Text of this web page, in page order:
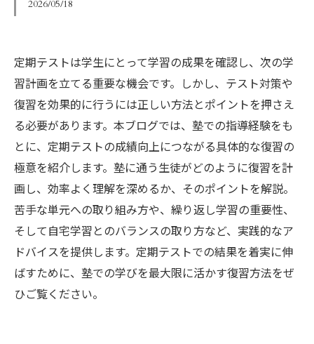
2026/05/18
定期テストは学生にとって学習の成果を確認し、次の学
習計画を立てる重要な機会です。しかし、テスト対策や
復習を効果的に行うには正しい方法とポイントを押さえ
る必要があります。本ブログでは、塾での指導経験をも
とに、定期テストの成績向上につながる具体的な復習の
極意を紹介します。塾に通う生徒がどのように復習を計
画し、効率よく理解を深めるか、そのポイントを解説。
苦手な単元への取り組み方や、繰り返し学習の重要性、
そして自宅学習とのバランスの取り方など、実践的なア
ドバイスを提供します。定期テストでの結果を着実に伸
ばすために、塾での学びを最大限に活かす復習方法をぜ
ひご覧ください。